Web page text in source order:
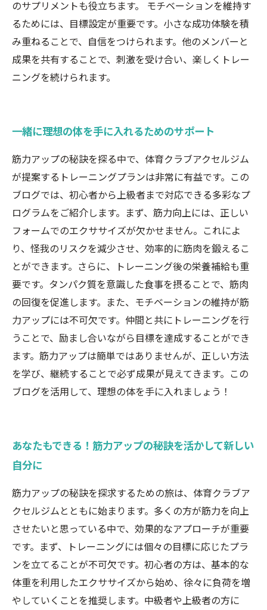
のサプリメントも役立ちます。 モチベーションを維持す
るためには、目標設定が重要です。小さな成功体験を積
み重ねることで、自信をつけられます。他のメンバーと
成果を共有することで、刺激を受け合い、楽しくトレー
ニングを続けられます。
一緒に理想の体を手に入れるためのサポート
筋力アップの秘訣を探る中で、体育クラブアクセルジム
が提案するトレーニングプランは非常に有益です。この
ブログでは、初心者から上級者まで対応できる多彩なプ
ログラムをご紹介します。まず、筋力向上には、正しい
フォームでのエクササイズが欠かせません。これによ
り、怪我のリスクを減少させ、効率的に筋肉を鍛えるこ
とができます。さらに、トレーニング後の栄養補給も重
要です。タンパク質を意識した食事を摂ることで、筋肉
の回復を促進します。また、モチベーションの維持が筋
力アップには不可欠です。仲間と共にトレーニングを行
うことで、励まし合いながら目標を達成することができ
ます。筋力アップは簡単ではありませんが、正しい方法
を学び、継続することで必ず成果が見えてきます。この
ブログを活用して、理想の体を手に入れましょう！
あなたもできる！筋力アップの秘訣を活かして新しい
自分に
筋力アップの秘訣を探求するための旅は、体育クラブア
クセルジムとともに始まります。多くの方が筋力を向上
させたいと思っている中で、効果的なアプローチが重要
です。まず、トレーニングには個々の目標に応じたプラ
ンを立てることが不可欠です。初心者の方は、基本的な
体重を利用したエクササイズから始め、徐々に負荷を増
やしていくことを推奨します。中級者や上級者の方に